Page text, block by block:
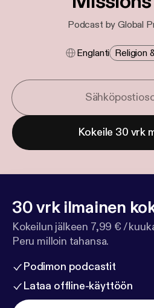
Podcast by Global
Englanti Religion
Kokeile 30 vrk
30 vrk ilmainen
Kokeilun jälkeen 7,99 € /
Peru milloin tahansa.
Podimon podcastit
Lataa offline-käyttöön